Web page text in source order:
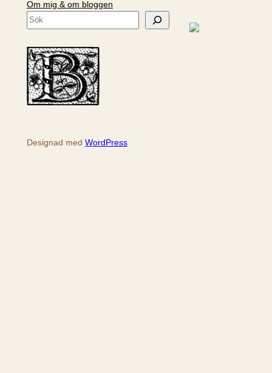
Om mig & om bloggen
S
k
Designad med WordPress